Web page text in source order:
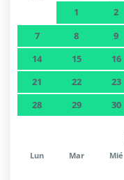
1 2
7
8 9
14
15 16
21
22 23
28
29 30
Lun Mar Mié